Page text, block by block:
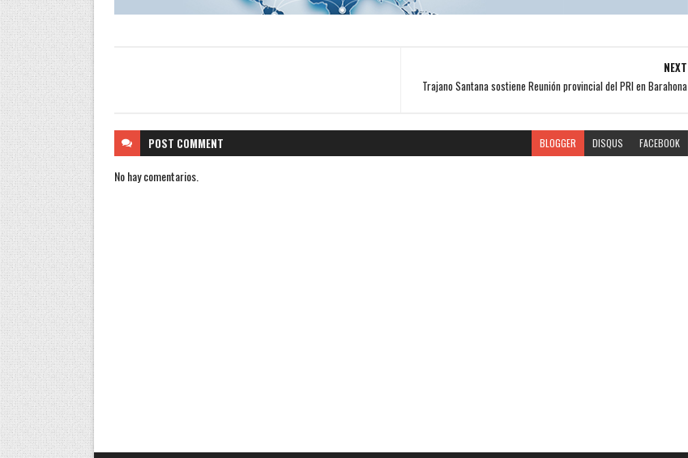
NEXT
Trajano Santana sostiene Reunión provincial del PRI en Barahona
POST COMMENT BLOGGER DISQUS FACEBOOK
No hay comentarios.